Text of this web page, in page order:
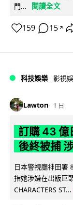
門...
閱讀全文
159 15 ↗
科技娛樂 影視
Lawton 1 日
訂購 43 億
後終被捕
日本警視廳神田署
指她涉嫌在出版巨
CHARACTERS ST...